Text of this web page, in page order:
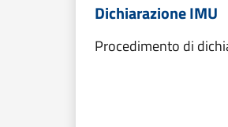
Dichiarazione IMU
Procedimento di